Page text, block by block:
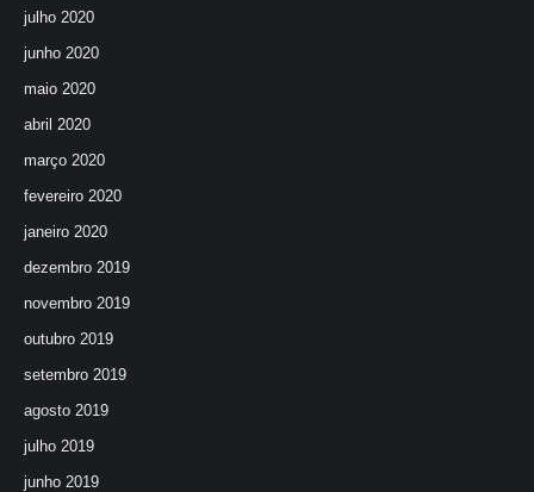
julho 2020
junho 2020
maio 2020
abril 2020
março 2020
fevereiro 2020
janeiro 2020
dezembro 2019
novembro 2019
outubro 2019
setembro 2019
agosto 2019
julho 2019
junho 2019